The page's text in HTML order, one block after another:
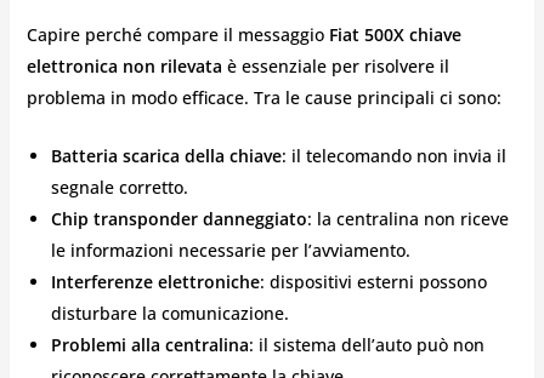
Capire perché compare il messaggio Fiat 500X chiave
elettronica non rilevata è essenziale per risolvere il
problema in modo efficace. Tra le cause principali ci sono:
Batteria scarica della chiave: il telecomando non invia il
segnale corretto.
Chip transponder danneggiato: la centralina non riceve
le informazioni necessarie per l’avviamento.
Interferenze elettroniche: dispositivi esterni possono
disturbare la comunicazione.
Problemi alla centralina: il sistema dell’auto può non